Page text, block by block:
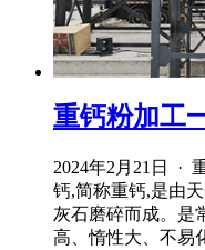
重钙粉加工
2024年2月21日 ·
钙,简称重钙,是由
灰石磨碎而成。是
高、惰性大、不易